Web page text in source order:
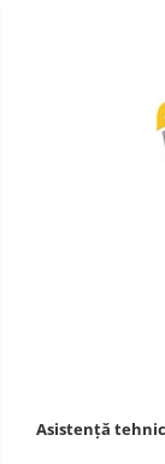
Hanorace
Asistență